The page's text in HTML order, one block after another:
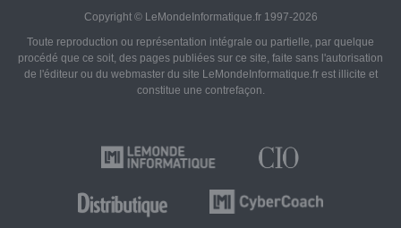
Copyright © LeMondeInformatique.fr 1997-2026
Toute reproduction ou représentation intégrale ou partielle, par quelque
procédé que ce soit, des pages publiées sur ce site, faite sans l'autorisation
de l'éditeur ou du webmaster du site LeMondeInformatique.fr est illicite et
constitue une contrefaçon.